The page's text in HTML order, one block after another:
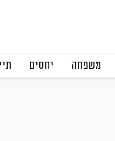
משפחה יחסים